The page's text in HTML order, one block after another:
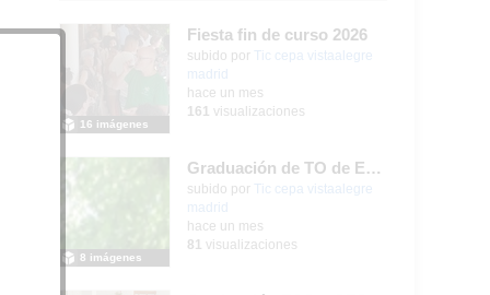
Fiesta fin de curso 2026
subido por Tic cepa vistaalegre
madrid
16 imágenes
hace un mes
161
visualizaciones
Graduación de TO de Empleo Doméstico
subido por Tic cepa vistaalegre
madrid
8 imágenes
hace un mes
81
visualizaciones